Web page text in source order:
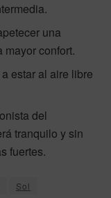
una
confort.
estar al aire libre
del
tranquilo y sin
fuertes.
Sol